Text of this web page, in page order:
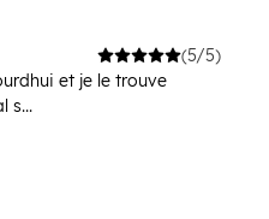
(5/5)
et je le trouve
s...